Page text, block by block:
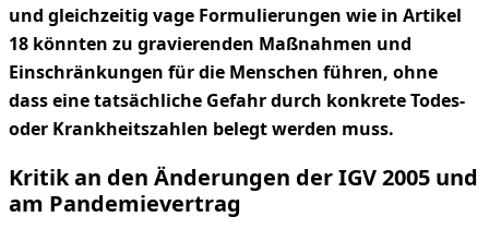
und gleichzeitig vage Formulierungen wie in Artikel
18 könnten zu gravierenden Maßnahmen und
Einschränkungen für die Menschen führen, ohne
dass eine tatsächliche Gefahr durch konkrete Todes-
oder Krankheitszahlen belegt werden muss.
Kritik an den Änderungen der IGV 2005 und
am Pandemievertrag